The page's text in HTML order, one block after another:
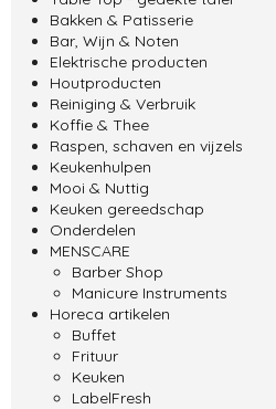
Bakken & Patisserie
Bar, Wijn & Noten
Elektrische producten
Houtproducten
Reiniging & Verbruik
Koffie & Thee
Raspen, schaven en vijzels
Keukenhulpen
Mooi & Nuttig
Keuken gereedschap
Onderdelen
MENSCARE
Barber Shop
Manicure Instruments
Horeca artikelen
Buffet
Frituur
Keuken
LabelFresh